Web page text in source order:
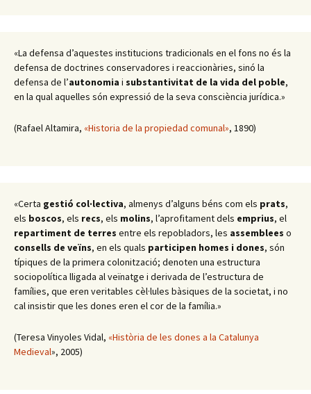
«La defensa d’aquestes institucions tradicionals en el fons no és la
defensa de doctrines conservadores i reaccionàries, sinó la
defensa de l’autonomia i substantivitat de la vida del poble,
en la qual aquelles són expressió de la seva consciència jurídica.»
(Rafael Altamira, «Historia de la propiedad comunal», 1890)
«Certa gestió col·lectiva, almenys d’alguns béns com els prats,
els boscos, els recs, els molins, l’aprofitament dels emprius, el
repartiment de terres entre els repobladors, les assemblees o
consells de veïns, en els quals participen homes i dones, són
típiques de la primera colonització; denoten una estructura
sociopolítica lligada al veïnatge i derivada de l’estructura de
famílies, que eren veritables cèl·lules bàsiques de la societat, i no
cal insistir que les dones eren el cor de la família.»
(Teresa Vinyoles Vidal, «Història de les dones a la Catalunya
Medieval», 2005)